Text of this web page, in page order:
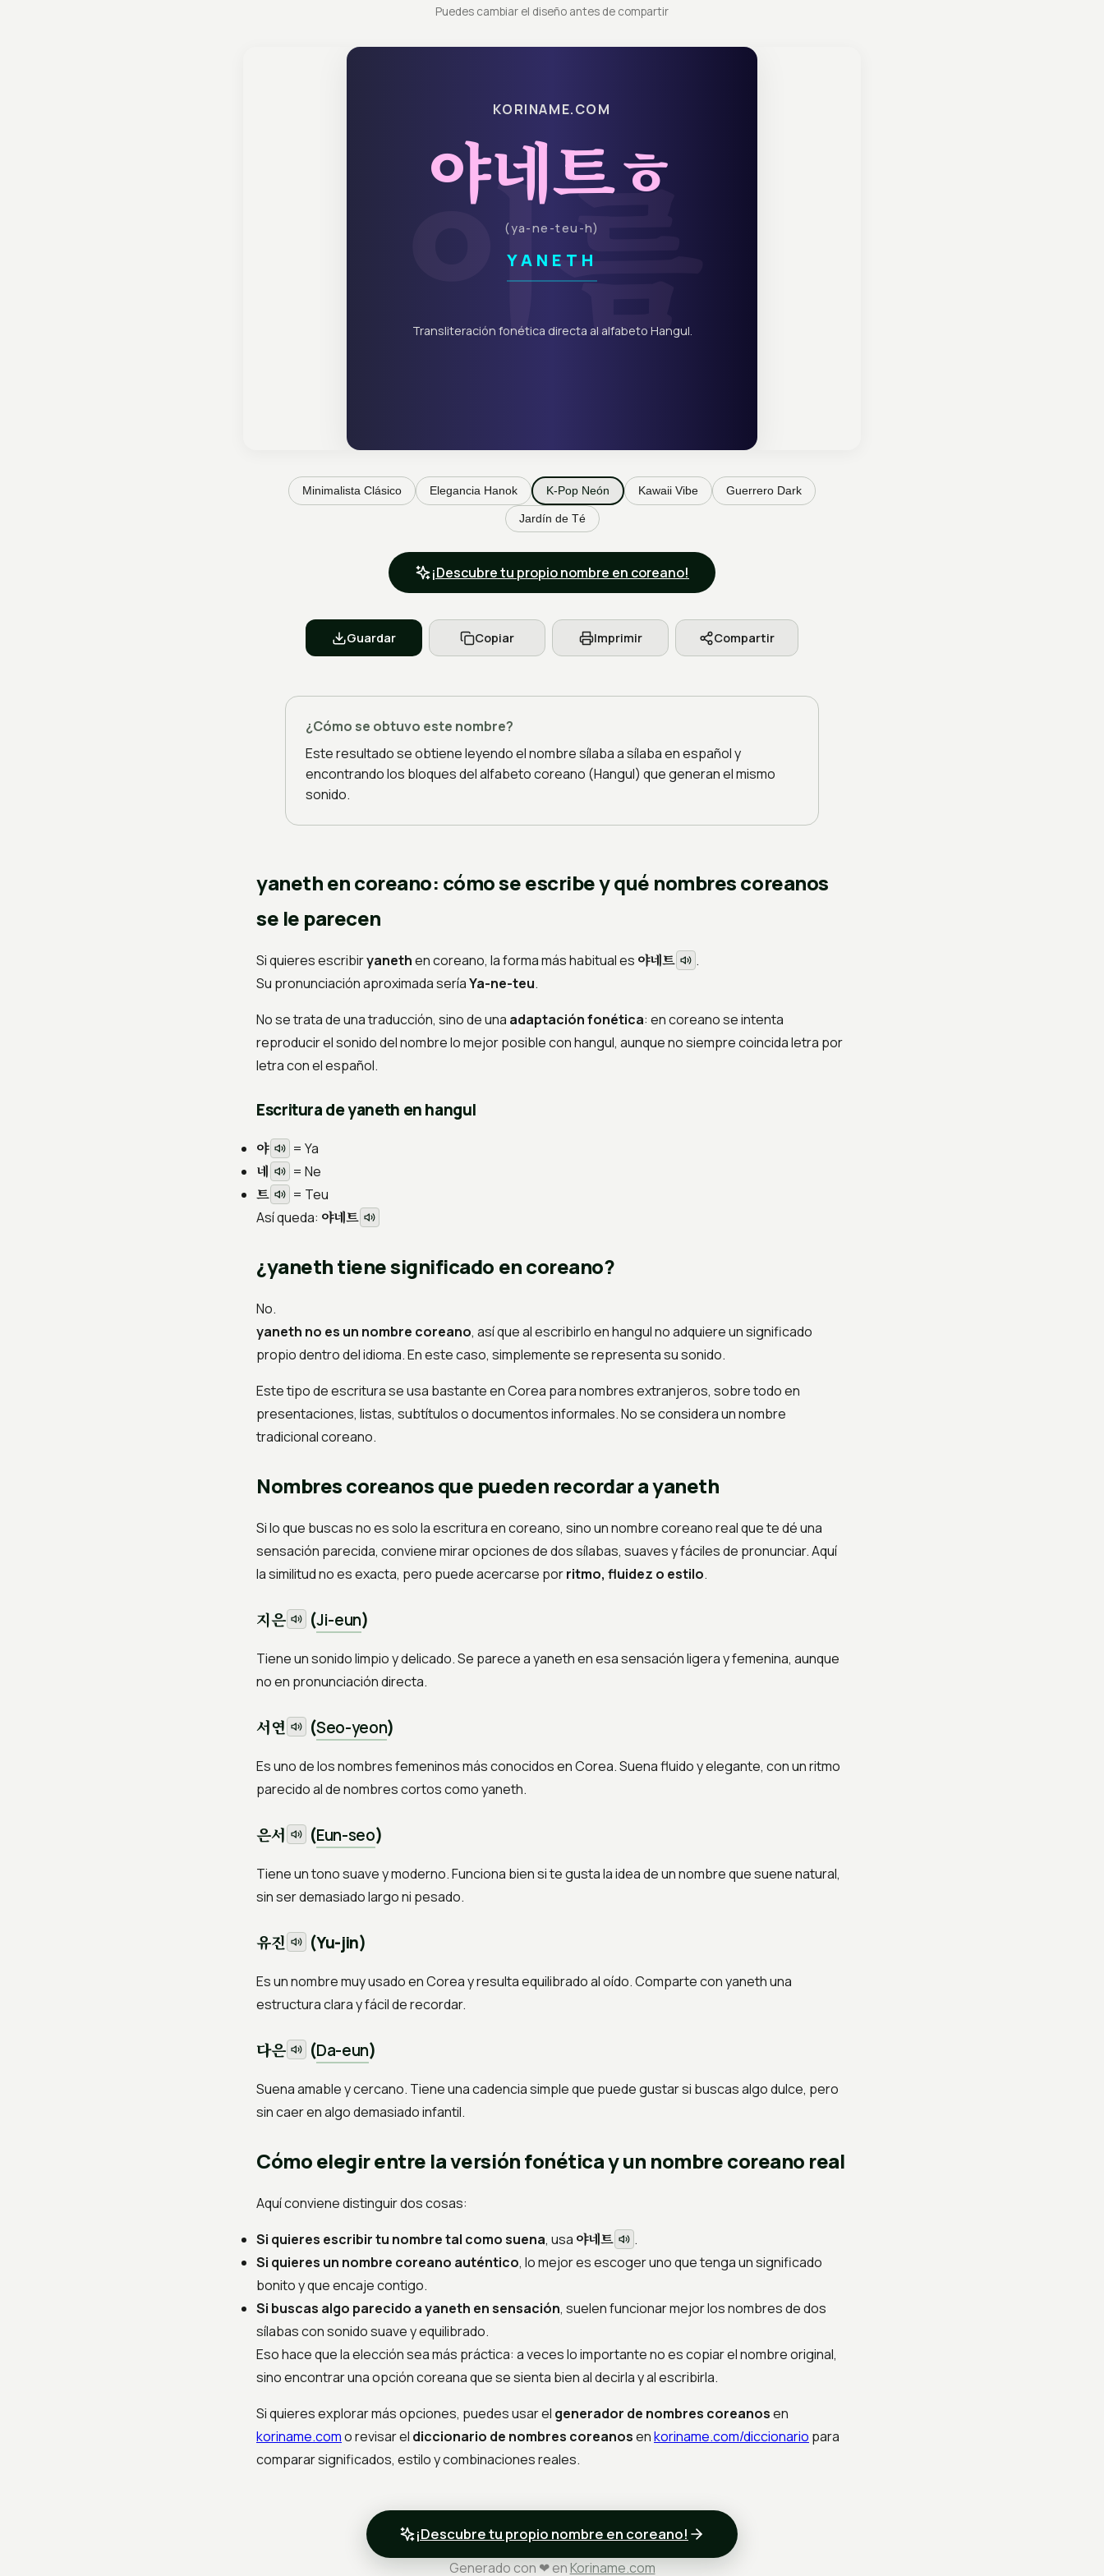
Puedes cambiar el diseño antes de compartir
이름
KORINAME.COM
야네트ㅎ
(ya-ne-teu-h)
YANETH
Transliteración fonética directa al alfabeto Hangul.
Minimalista Clásico Elegancia Hanok K-Pop Neón Kawaii Vibe Guerrero Dark
Jardín de Té
¡Descubre tu propio nombre en coreano!
Guardar Copiar Compartir
Imprimir
¿Cómo se obtuvo este nombre?
Este resultado se obtiene leyendo el nombre sílaba a sílaba en español y
encontrando los bloques del alfabeto coreano (Hangul) que generan el mismo
sonido.
yaneth en coreano: cómo se escribe y qué nombres coreanos
se le parecen
Si quieres escribiryanethen coreano, la forma más habitual es 야네트
.
Su pronunciación aproximada seríaYa-ne-teu.
No se trata de una traducción, sino de una adaptación fonética: en coreano se intenta
reproducir el sonido del nombre lo mejor posible con hangul, aunque no siempre coincida letra por
letra con el español.
Escritura de yaneth en hangul
야 = Ya
네 = Ne
트
= Teu
Así queda: 야네트
¿yaneth tiene significado en coreano?
No.
yaneth no es un nombre coreano, así que al escribirlo en hangul no adquiere un significado
propio dentro del idioma. En este caso, simplemente se representa su sonido.
Este tipo de escritura se usa bastante en Corea para nombres extranjeros, sobre todo en
presentaciones, listas, subtítulos o documentos informales. No se considera un nombre
tradicional coreano.
Nombres coreanos que pueden recordar a yaneth
Si lo que buscas no es solo la escritura en coreano, sino un nombre coreano real que te dé una
sensación parecida, conviene mirar opciones de dos sílabas, suaves y fáciles de pronunciar. Aquí
la similitud no es exacta, pero puede acercarse porritmo, fluidez o estilo.
지은 (Ji-eun)
Tiene un sonido limpio y delicado. Se parece a yaneth en esa sensación ligera y femenina, aunque
no en pronunciación directa.
서연 (Seo-yeon)
Es uno de los nombres femeninos más conocidos en Corea. Suena fluido y elegante, con un ritmo
parecido al de nombres cortos como yaneth.
은서 (Eun-seo)
Tiene un tono suave y moderno. Funciona bien si te gusta la idea de un nombre que suene natural,
sin ser demasiado largo ni pesado.
유진 (Yu-jin)
Es un nombre muy usado en Corea y resulta equilibrado al oído. Comparte con yaneth una
estructura clara y fácil de recordar.
다은 (Da-eun)
Suena amable y cercano. Tiene una cadencia simple que puede gustar si buscas algo dulce, pero
sin caer en algo demasiado infantil.
Cómo elegir entre la versión fonética y un nombre coreano real
Aquí conviene distinguir dos cosas:
Si quieres escribir tu nombre tal como suena, usa 야네트
.
Si quieres un nombre coreano auténtico, lo mejor es escoger uno que tenga un significado
bonito y que encaje contigo.
Si buscas algo parecido a yaneth en sensación, suelen funcionar mejor los nombres de dos
sílabas con sonido suave y equilibrado.
Eso hace que la elección sea más práctica: a veces lo importante no es copiar el nombre original,
sino encontrar una opción coreana que se sienta bien al decirla y al escribirla.
Si quieres explorar más opciones, puedes usar el generador de nombres coreanosen
koriname.como revisar el diccionario de nombres coreanosenkoriname.com/diccionario para
comparar significados, estilo y combinaciones reales.
¡Descubre tu propio nombre en coreano!
Generado con ❤ en Koriname.com